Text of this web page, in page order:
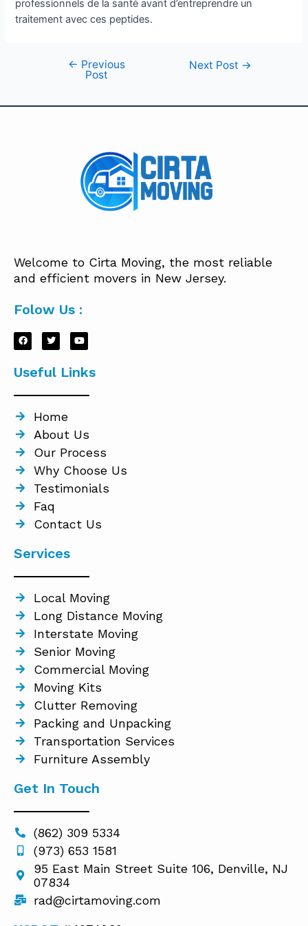
professionnels de la santé avant d’entreprendre un
traitement avec ces peptides.
← Previous
Post
Next Post →
Welcome to Cirta Moving, the most reliable
and efficient movers in New Jersey.
Folow Us :
Useful Links
Home
About Us
Our Process
Why Choose Us
Testimonials
Faq
Contact Us
Services
Local Moving
Long Distance Moving
Interstate Moving
Senior Moving
Commercial Moving
Moving Kits
Clutter Removing
Packing and Unpacking
Transportation Services
Furniture Assembly
Get In Touch
(862) 309 5334
(973) 653 1581
95 East Main Street Suite 106, Denville, NJ
07834
rad@cirtamoving.com